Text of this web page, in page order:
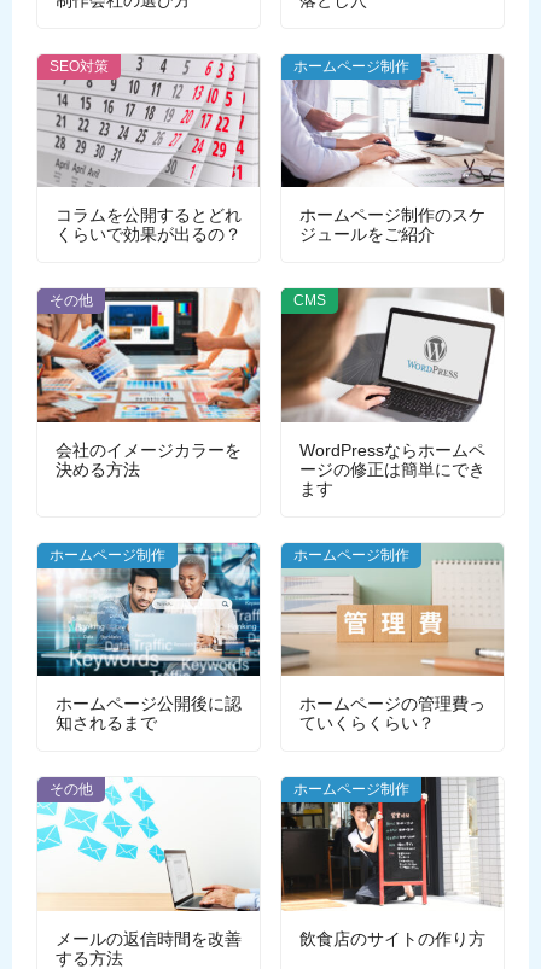
SEO対策
コラムを公開するとどれ
くらいで効果が出るの？
ホームページ制作
ホームページ制作のスケ
ジュールをご紹介
その他
会社のイメージカラーを
決める方法
CMS
WordPressならホームペ
ージの修正は簡単にでき
ます
ホームページ制作
ホームページ公開後に認
知されるまで
ホームページ制作
ホームページの管理費っ
ていくらくらい？
その他
メールの返信時間を改善
する方法
ホームページ制作
飲食店のサイトの作り方